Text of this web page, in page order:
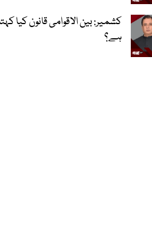
کشمیر: بین الاقوامی قانون کیا
ہے؟